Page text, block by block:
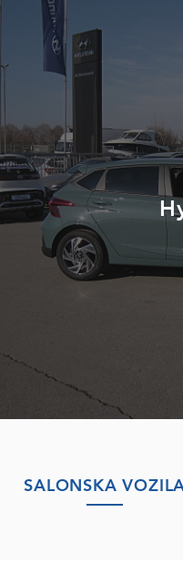
SALONSKA